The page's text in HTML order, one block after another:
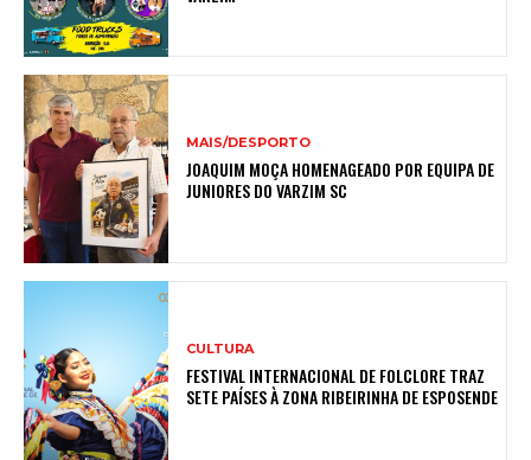
MAIS/DESPORTO
JOAQUIM MOÇA HOMENAGEADO POR EQUIPA DE
JUNIORES DO VARZIM SC
CULTURA
FESTIVAL INTERNACIONAL DE FOLCLORE TRAZ
SETE PAÍSES À ZONA RIBEIRINHA DE ESPOSENDE